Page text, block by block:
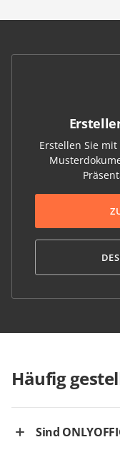
Erstellen Sie mit
Häufig
Sind